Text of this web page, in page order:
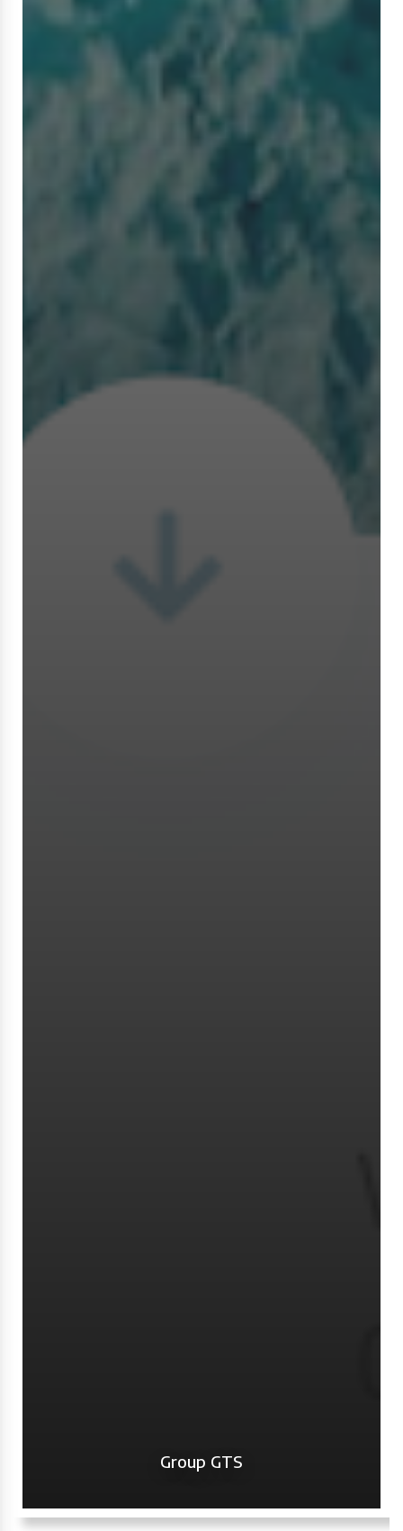
Corneel Geerts